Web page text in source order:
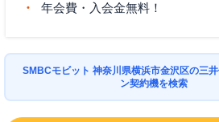
年会費・入会金無料！
SMBCモビット 神奈川県横浜市金沢区の三
ン契約機を検索